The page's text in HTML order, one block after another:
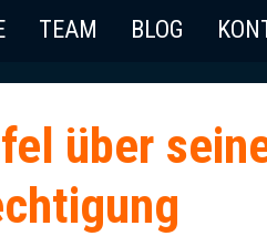
TEAM BLOG
über